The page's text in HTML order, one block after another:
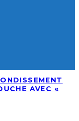
AVEC «